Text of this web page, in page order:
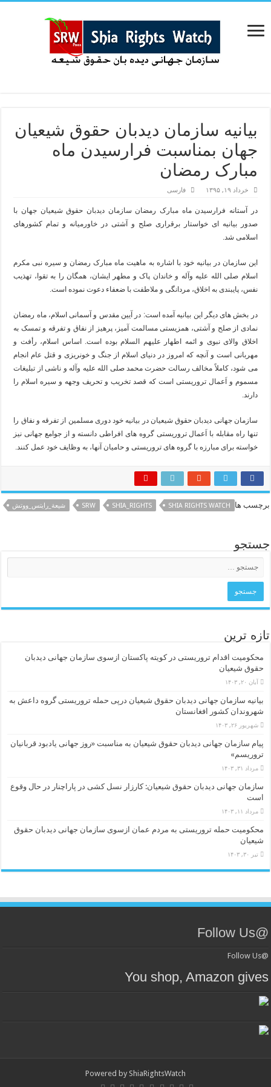
بیانیه سازمان دیدبان حقوق شیعیان
جهان بمناسبت فرارسیدن ماه
مبارک رمضان
خرداد ۱۹, ۱۳۹۵ فارسی
در آستانه فرارسیدن ماه مبارک رمضان سازمان دیدبان حقوق شیعیان جهان با
صدور بیانیه ای خواستار برقراری صلح و آشتی در خاورمیانه و تمام کشورهای
اسلامی شد.
این سازمان در بیانیه خود با اشاره به ماهیت ماه مبارک رمضان و سیره نبی مکرم
اسلام صلی الله علیه وآله و خاندان پاک و مطهر ایشان، همگان را به تقوا، تهذیب
نفس، پایبندی به اخلاق، مردانگی و ملاطفت با ضعفاء دعوت نموده است.
در بخش های دیگر این بیانیه آمده است: در آیین مقدس و آسمانی اسلام، ماه رمضان
نمادی از صلح و آشتی، همزیستی مسالمت آمیز، پرهیز از نفاق و تفرقه و تمسک به
اخلاق والای نبوی و ائمه اطهار علیهم السلام بوده است. اساس اسلام، رأفت و
مهربانی است و آنچه که امروز در دنیای اسلام از جنگ و خونریزی و قتل عام انجام
می شود، کاملاً مخالف رسالت حضرت محمد صلی الله علیه وآله و ناشی از تبلیغات
مسموم و اَعمال تروریستی است که قصد تخریب و تحریف وجهه و سیره اسلام را
دارند.
سازمان جهانی دیدبان حقوق شیعیان در بیانیه خود دوری مسلمین از تفرقه و نفاق را
تنها راه مقابله با اَعمال تروریستی گروه های افراطی دانسته و از جوامع جهانی نیز
خواسته برای مبارزه با گروه های تروریستی و حامیان آنها، به وظایف خود عمل کنند.
برچسب ها SHIA RIGHTS WATCH
SHIA_RIGHTS
SRW شيعة_رايتس_ووتش
جستجو
تازه ترین
محکومیت اقدام تروریستی در کویته پاکستان ازسوی سازمان جهانی دیدبان
حقوق شیعیان
آبان ۲۰, ۱۴۰۳
بیانیه سازمان جهانی دیدبان حقوق شیعیان درپی حمله تروریستی گروه داعش به
شهروندان کشور افغانستان
شهریور ۲۶, ۱۴۰۳
پیام سازمان جهانی دیدبان حقوق شیعیان به مناسبت «روز جهانی یادبود قربانیان
تروریسم»
مرداد ۳۱, ۱۴۰۳
سازمان جهانی دیدبان حقوق شیعیان: کارزار نسل کشی در پاراچنار در حال وقوع
است
مرداد ۱۱, ۱۴۰۳
محکومیت حمله تروریستی به مردم عمان ازسوی سازمان جهانی دیدبان حقوق
شیعیان
تیر ۳۰, ۱۴۰۳
@Follow Us
@Follow Us
You shop, Amazon gives
Powered by ShiaRightsWatch